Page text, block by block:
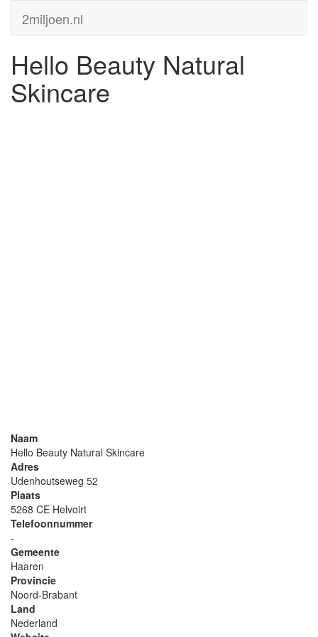
2miljoen.nl
Hello Beauty Natural
Skincare
Naam
Hello Beauty Natural Skincare
Adres
Udenhoutseweg 52
Plaats
5268 CE Helvoirt
Telefoonnummer
-
Gemeente
Haaren
Provincie
Noord-Brabant
Land
Nederland